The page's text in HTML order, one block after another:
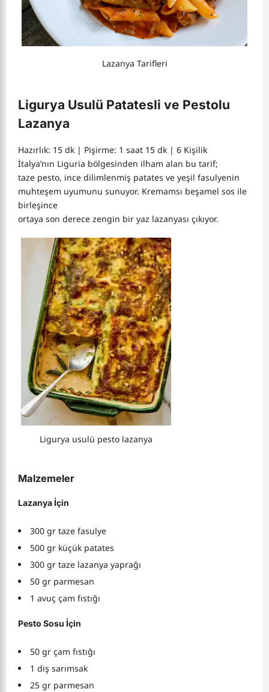
Lazanya Tarifleri
Ligurya Usulü Patatesli ve Pestolu
Lazanya
Hazırlık: 15 dk | Pişirme: 1 saat 15 dk | 6 Kişilik
İtalya’nın Liguria bölgesinden ilham alan bu tarif;
taze pesto, ince dilimlenmiş patates ve yeşil fasulyenin
muhteşem uyumunu sunuyor. Kremamsı beşamel sos ile
birleşince
ortaya son derece zengin bir yaz lazanyası çıkıyor.
Ligurya usulü pesto lazanya
Malzemeler
Lazanya İçin
300 gr taze fasulye
500 gr küçük patates
300 gr taze lazanya yaprağı
50 gr parmesan
1 avuç çam fıstığı
Pesto Sosu İçin
50 gr çam fıstığı
1 diş sarımsak
25 gr parmesan